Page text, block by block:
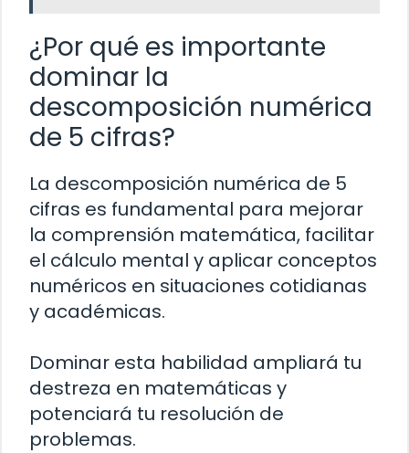
¿Por qué es importante
dominar la
descomposición numérica
de 5 cifras?
La descomposición numérica de 5
cifras es fundamental para mejorar
la comprensión matemática, facilitar
el cálculo mental y aplicar conceptos
numéricos en situaciones cotidianas
y académicas.
Dominar esta habilidad ampliará tu
destreza en matemáticas y
potenciará tu resolución de
problemas.